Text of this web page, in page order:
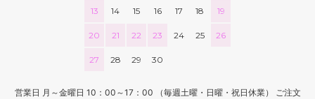
13 14 15 16 17 18 19
20 21 22 23 24 25 26
27 28 29 30
営業日 月～金曜日 10：00～17：00 （毎週土曜・日曜・祝日休業） ご注文